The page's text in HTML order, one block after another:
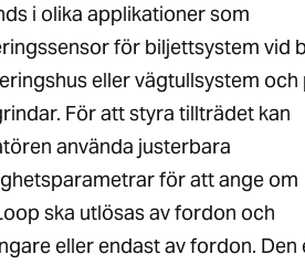
i olika applikationer som
för biljettsystem vid
eller vägtullsystem och
För att styra tillträdet kan
använda justerbara
för att ange om
ska utlösas av fordon och
eller endast av fordon. Den